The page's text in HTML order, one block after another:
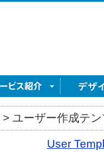
> ユーザー作成テ
User